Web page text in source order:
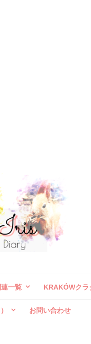
一覧 KRAKÓWクラ
お問い合わせ